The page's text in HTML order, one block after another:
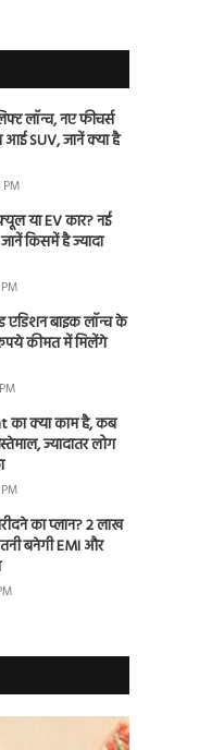
लॉन्च, नए फीचर्स
SUV, जानें क्या है
या EV कार? नई
किसमें है ज्यादा
एडिशन बाइक लॉन्च के
कीमत में मिलेंगे
का क्या काम है, कब
ज्यादातर लोग
का प्लान? 2 लाख
बनेगी EMI और